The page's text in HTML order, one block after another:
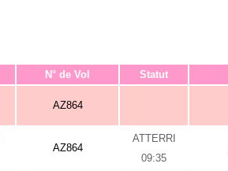
N° de Vol Statut
AZ864
AZ864
ATTERRI
09:35